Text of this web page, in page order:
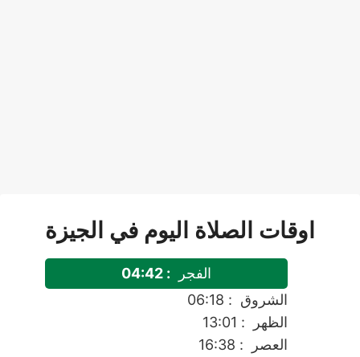
اوقات الصلاة اليوم في الجيزة
الفجر
: 04:42
الشروق : 06:18
الظهر
: 13:01
العصر
: 16:38